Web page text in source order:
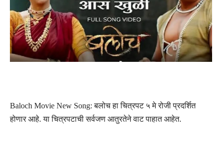
Baloch Movie New Song: बलोच हा चित्रपट ५ मे रोजी प्रदर्शित
होणार आहे. या चित्रपटाची सर्वजण आतुरतेने वाट पाहात आहेत.